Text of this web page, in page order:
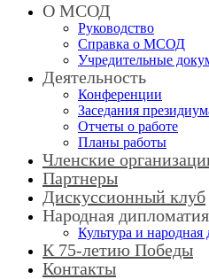
О МСОД
Руководство
Справка о МСОД
Учредительные
Деятельность
Конференции
Заседания
Отчеты о работе
Планы работы
Членские
Партнеры
Дискуссионный клуб
Народная дипломатия
Культура и народная
К 75-летию Победы
Контакты